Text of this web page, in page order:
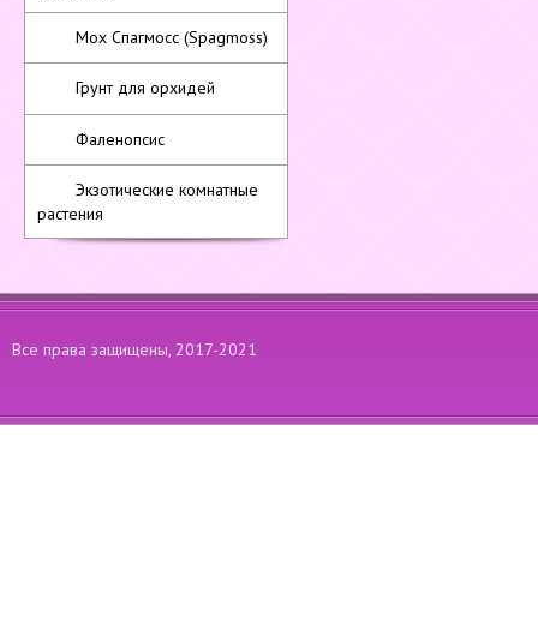
Мох Спагмосс (Spagmoss)
Грунт для орхидей
Фаленопсис
Экзотические комнатные
растения
Все права защищены, 2017-2021